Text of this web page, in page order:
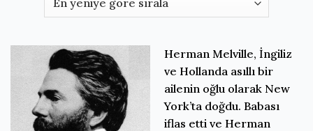
Herman Melville, İngiliz
ve Hollanda asıllı bir
ailenin oğlu olarak New
York’ta doğdu. Babası
iflas etti ve Herman